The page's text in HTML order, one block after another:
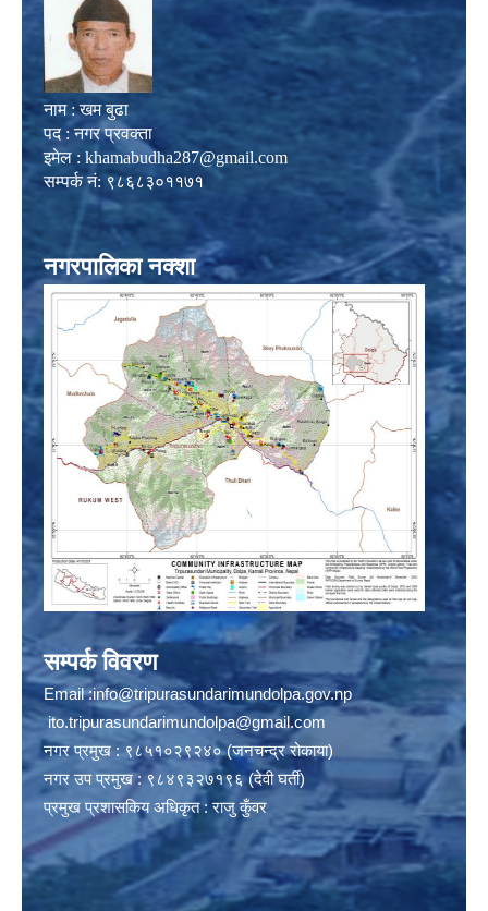
नाम : खम बुढा
पद : नगर प्रवक्ता
इमेल : khamabudha287@gmail.com
सम्पर्क नं: ९८६८३०११७१
नगरपालिका नक्शा
सम्पर्क विवरण
Email :info@tripurasundarimundolpa.gov.np
ito.tripurasundarimundolpa@gmail.com
नगर प्रमुख : ९८५१०२९२४० (जनचन्द्र रोकाया)
नगर उप प्रमुख : ९८४९३२७१९६ (देवी घर्ती)
प्रमुख प्रशासकिय अधिकृत : राजु कुँवर